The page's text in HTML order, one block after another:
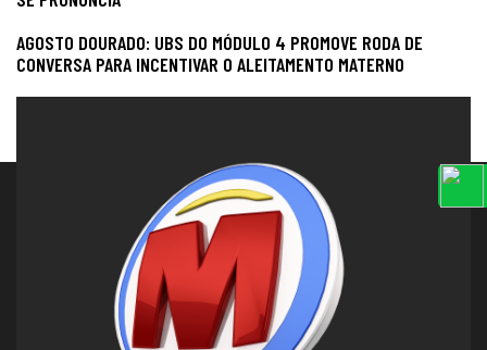
AGOSTO DOURADO: UBS DO MÓDULO 4 PROMOVE RODA DE
CONVERSA PARA INCENTIVAR O ALEITAMENTO MATERNO